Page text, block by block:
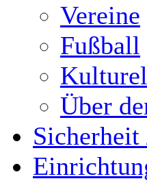
Vereine
Fußball
Über